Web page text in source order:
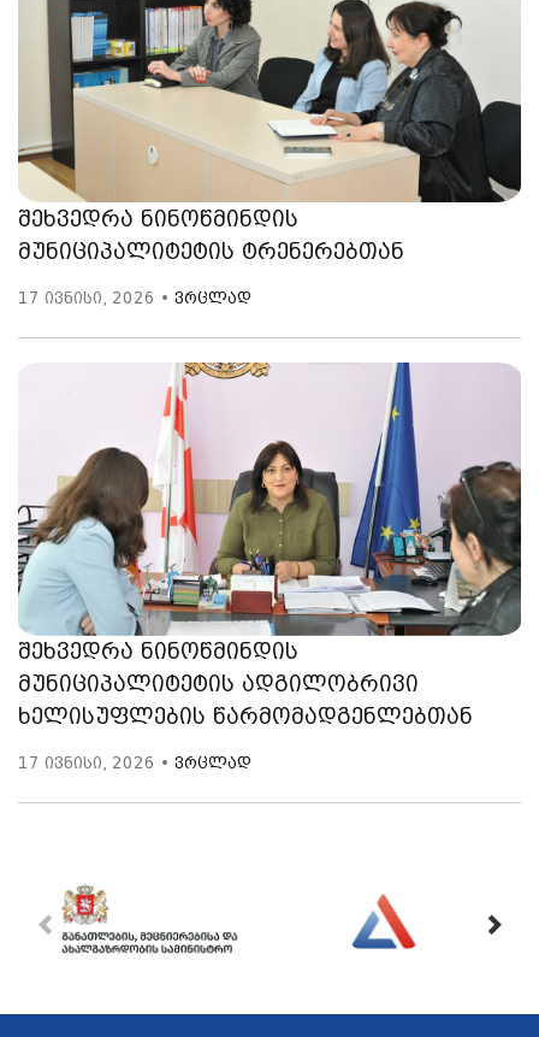
შეხვედრა ნინოწმინდის
მუნიციპალიტეტის ტრენერებთან
17 ივნისი, 2026 • ვრცლად
შეხვედრა ნინოწმინდის
მუნიციპალიტეტის ადგილობრივი
ხელისუფლების წარმომადგენლებთან
17 ივნისი, 2026 • ვრცლად